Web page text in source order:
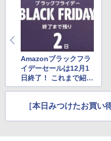
Amazonブラックフラ
イデーセールは12月1
日終了！ これまで紹介
したセールまとめ
［本日みつけたお買い